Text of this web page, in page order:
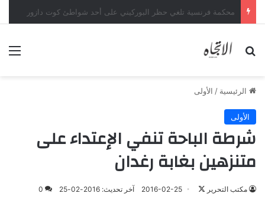
محكمة فرنسية تلغي حظر البوركيني على أحد شواطئ كوت دازور
بحث عن
الرئيسية / الأولى
الأولى
شرطة الباحة تنفي الإعتداء على
متنزهين بغابة رغدان
مكتب التحرير 2016-02-25 آخر تحديث: 2016-02-25 0